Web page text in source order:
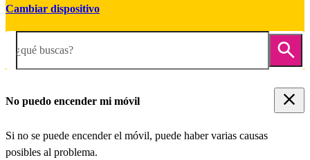
Cambiar dispositivo
¿qué buscas?
No puedo encender mi móvil
Si no se puede encender el móvil, puede haber varias causas
posibles al problema.